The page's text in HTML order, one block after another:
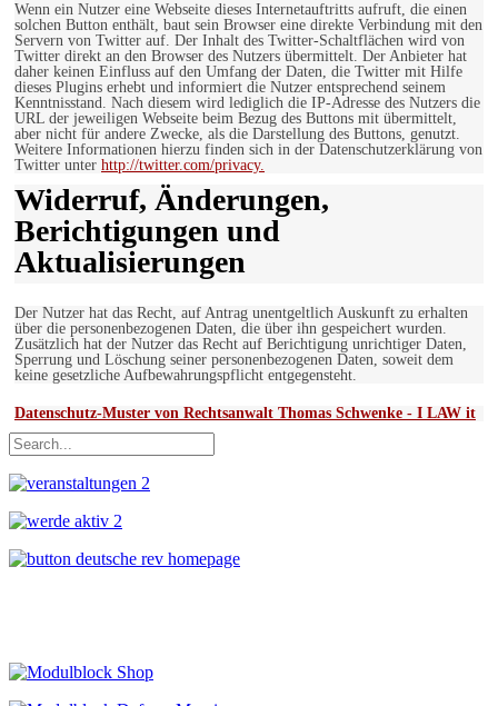
Wenn ein Nutzer eine Webseite dieses Internetauftritts aufruft, die einen
solchen Button enthält, baut sein Browser eine direkte Verbindung mit den
Servern von Twitter auf. Der Inhalt des Twitter-Schaltflächen wird von
Twitter direkt an den Browser des Nutzers übermittelt. Der Anbieter hat
daher keinen Einfluss auf den Umfang der Daten, die Twitter mit Hilfe
dieses Plugins erhebt und informiert die Nutzer entsprechend seinem
Kenntnisstand. Nach diesem wird lediglich die IP-Adresse des Nutzers die
URL der jeweiligen Webseite beim Bezug des Buttons mit übermittelt,
aber nicht für andere Zwecke, als die Darstellung des Buttons, genutzt.
Weitere Informationen hierzu finden sich in der Datenschutzerklärung von
Twitter unter http://twitter.com/privacy.
Widerruf, Änderungen,
Berichtigungen und
Aktualisierungen
Der Nutzer hat das Recht, auf Antrag unentgeltlich Auskunft zu erhalten
über die personenbezogenen Daten, die über ihn gespeichert wurden.
Zusätzlich hat der Nutzer das Recht auf Berichtigung unrichtiger Daten,
Sperrung und Löschung seiner personenbezogenen Daten, soweit dem
keine gesetzliche Aufbewahrungspflicht entgegensteht.
Datenschutz-Muster von Rechtsanwalt Thomas Schwenke - I LAW it